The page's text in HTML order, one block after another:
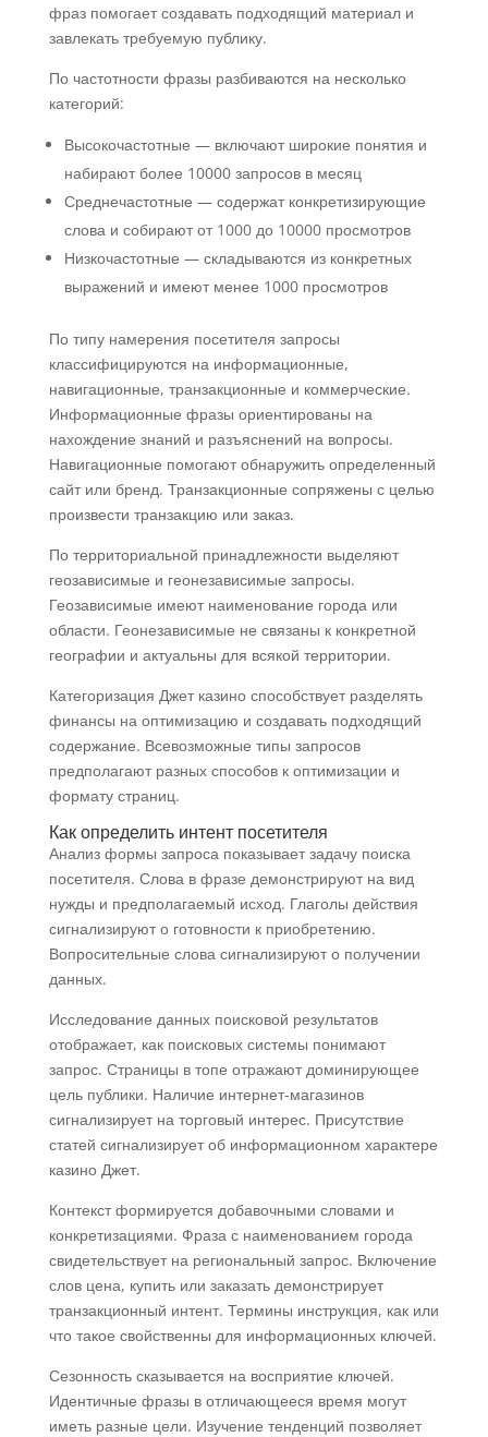
фраз помогает создавать подходящий материал и
завлекать требуемую публику.
По частотности фразы разбиваются на несколько
категорий:
Высокочастотные — включают широкие понятия и
набирают более 10000 запросов в месяц
Среднечастотные — содержат конкретизирующие
слова и собирают от 1000 до 10000 просмотров
Низкочастотные — складываются из конкретных
выражений и имеют менее 1000 просмотров
По типу намерения посетителя запросы
классифицируются на информационные,
навигационные, транзакционные и коммерческие.
Информационные фразы ориентированы на
нахождение знаний и разъяснений на вопросы.
Навигационные помогают обнаружить определенный
сайт или бренд. Транзакционные сопряжены с целью
произвести транзакцию или заказ.
По территориальной принадлежности выделяют
геозависимые и геонезависимые запросы.
Геозависимые имеют наименование города или
области. Геонезависимые не связаны к конкретной
географии и актуальны для всякой территории.
Категоризация Джет казино способствует разделять
финансы на оптимизацию и создавать подходящий
содержание. Всевозможные типы запросов
предполагают разных способов к оптимизации и
формату страниц.
Как определить интент посетителя
Анализ формы запроса показывает задачу поиска
посетителя. Слова в фразе демонстрируют на вид
нужды и предполагаемый исход. Глаголы действия
сигнализируют о готовности к приобретению.
Вопросительные слова сигнализируют о получении
данных.
Исследование данных поисковой результатов
отображает, как поисковых системы понимают
запрос. Страницы в топе отражают доминирующее
цель публики. Наличие интернет-магазинов
сигнализирует на торговый интерес. Присутствие
статей сигнализирует об информационном характере
казино Джет.
Контекст формируется добавочными словами и
конкретизациями. Фраза с наименованием города
свидетельствует на региональный запрос. Включение
слов цена, купить или заказать демонстрирует
транзакционный интент. Термины инструкция, как или
что такое свойственны для информационных ключей.
Сезонность сказывается на восприятие ключей.
Идентичные фразы в отличающееся время могут
иметь разные цели. Изучение тенденций позволяет